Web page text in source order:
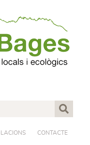
CONTACTE